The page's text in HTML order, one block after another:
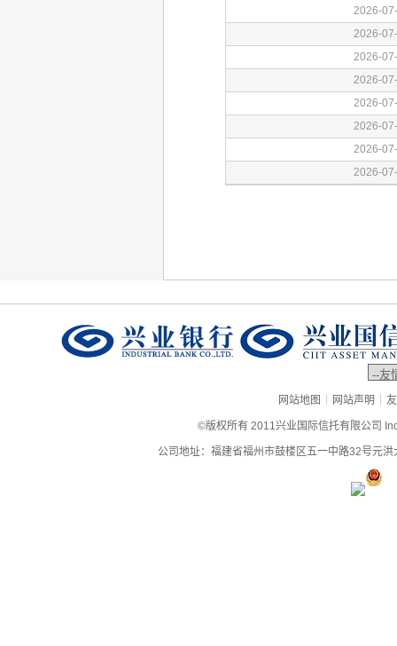
网站地图 | 网站声明 |
©版权所有 2011兴业国际信托有限公司
公司地址：福建省福州市鼓楼区五一中路32号元